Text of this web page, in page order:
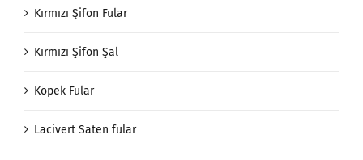
Kırmızı Şifon Fular
Kırmızı Şifon Şal
Köpek Fular
Lacivert Saten fular